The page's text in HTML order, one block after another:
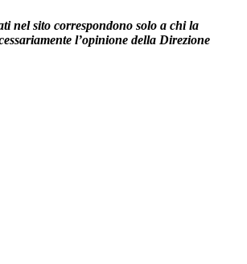
nel sito correspondono solo a chi la
l’opinione della Direzione